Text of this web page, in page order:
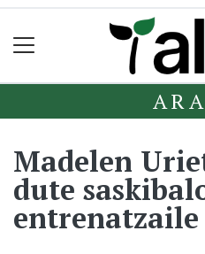
Madelen
dute
entrenatzaile